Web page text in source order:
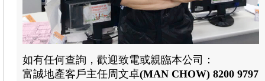
如有任何查詢，歡迎致電或親臨本公司：
富誠地產客戶主任周文卓(MAN CHOW) 8200 9797